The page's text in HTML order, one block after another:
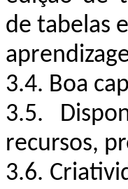
de tabelas
3.4. Boa
3.5.
recursos,
3.6.